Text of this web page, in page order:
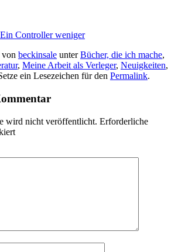
Controller weniger
beckinsale unterBücher, die ich mache,
, Meine Arbeit als Verleger, Neuigkeiten,
ein Lesezeichen für den Permalink.
wird nicht veröffentlicht. Erforderliche